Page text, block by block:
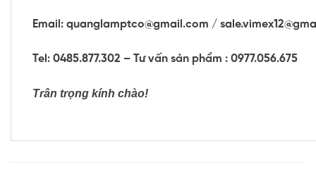
Email: quanglamptco@gmail.com /
Tel: 0485.877.302 – Tư vấn sản phẩm : 0977.056.675
Trân trọng kính chào!